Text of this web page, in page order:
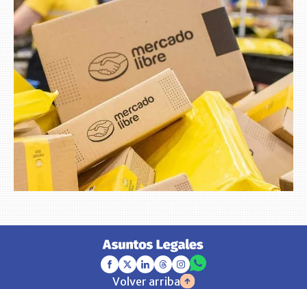
Volver arriba